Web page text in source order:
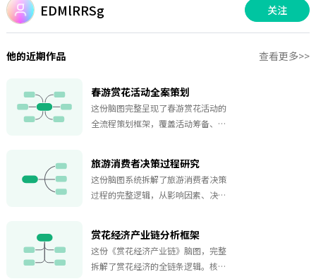
EDMlRRSg 关注
他的近期作品 查看更多>>
春游赏花活动全案策划
这份脑图完整呈现了春游赏花活动的
全流程策划框架，覆盖活动筹备、行
段，明确了丰富课余生活、亲近自然
的活动目标，组建包含总负责人、财
务、活动组等的筹备团队，细化 5000
等），并梳理公共物品与个人物品清
单。 行程与活动设计上，规划了从集
合出发到返程的完整时间线，包含主
旅游消费者决策过程研究
这份脑图系统拆解了旅游消费者决策
过程的完整逻辑，从影响因素、决策
素（时间预算、消费偏好等）、社会
因素（同伴影响、口碑传播等）、营
销因素（广告触达、产品促销等）及
赏花经济产业链分析框架
这份《赏花经济产业链》脑图，完整
拆解了赏花经济的全链条逻辑。核心